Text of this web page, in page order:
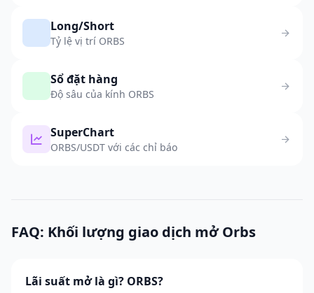
Long/Short
Tỷ lệ vị trí ORBS
Sổ đặt hàng
Độ sâu của kính ORBS
SuperChart
ORBS/USDT với các chỉ báo
FAQ: Khối lượng giao dịch mở Orbs
Lãi suất mở là gì? ORBS?